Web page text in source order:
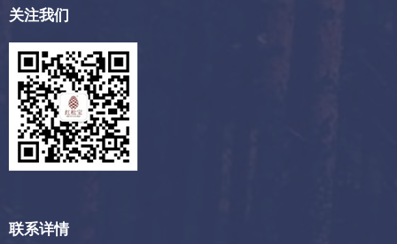
关注我们
联系详情